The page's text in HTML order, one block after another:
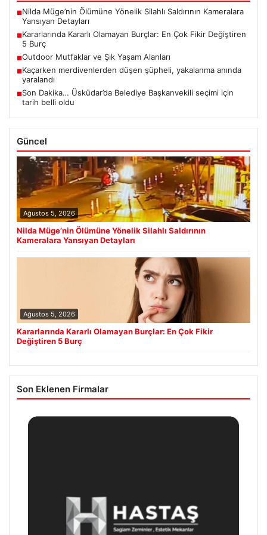
■Nilda Müge’nin Ölümüne Yönelik Silahlı Saldırının Kameralara
Yansıyan Detayları
■Kararlarında Kararlı Olamayan Burçlar: En Çok Fikir Değiştiren
5 Burç
■Outdoor Mutfaklar ve Şık Yaşam Alanları
■Kaçarken merdivenlerden düşen şüpheli, yakalanma anında
yaralandı
■Son Dakika… Üsküdar’da Belediye Başkanvekili seçimi için
tarih belli oldu
Güncel
Ağustos 5, 2026
Nilda Müge’nin Ölümüne Yönelik Silahlı Saldırının
Kameralara Yansıyan Detayları
Ağustos 5, 2026
Kararlarında Kararlı Olamayan Burçlar: En Çok Fikir
Değiştiren 5 Burç
Son Eklenen Firmalar